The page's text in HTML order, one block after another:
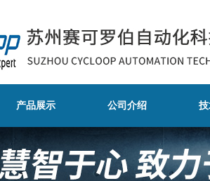
产品展示 公司介绍